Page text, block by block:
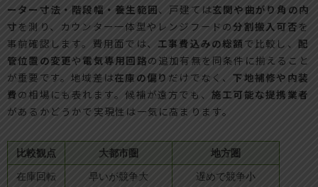
ーター寸法・階段幅・養生範囲、戸建ては玄関や曲がり角の内
寸 を測り、カウンター一体型やレンジフードの分割搬入可否を
事前確認します。費用面では、 工事費込みの総額で比較し、 配
管位置の変更や 電気専用回路の追加有無を同条件に揃えること
が重要です。地域差は在庫の偏り だけでなく、下地補修や内装
費の相場にも表れます。候補が遠方でも、施工可能な提携業者
があるかどうかで実現性は一気に高まります。
比較観点 大都市圏 地方圏
在庫回転 早いが競争大 遅めで競争小